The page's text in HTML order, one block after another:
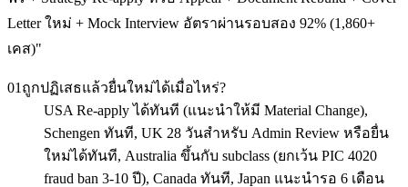
Letter ใหม่ + Mock Interview อัตราผ่านรอบสอง 92% (1,860+
เคส)"
01 ถูกปฏิเสธแล้วยื่นใหม่ได้เมื่อไหร่?
USA Re-apply ได้ทันที (แนะนำให้มี Material Change),
Schengen ทันที, UK 28 วันสำหรับ Admin Review หรือยื่น
ใหม่ได้ทันที, Australia ขึ้นกับ subclass (ยกเว้น PIC 4020
fraud ban 3-10 ปี), Canada ทันที, Japan แนะนำรอ 6 เดือน